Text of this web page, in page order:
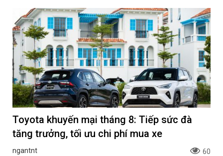
Toyota khuyến mại tháng 8: Tiếp sức đà
tăng trưởng, tối ưu chi phí mua xe
ngantnt 60